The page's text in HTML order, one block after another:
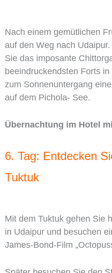
Nach einem gemütlichen
auf den Weg nach
Sie das imposante
beeindruckendsten Forts
zum Sonnenuntergang
auf dem Pichola- See.
Übernachtung im Hotel
6. Tag: Entdecken
Tuktuk
Mit dem Tuktuk gehen Sie
in Udaipur und besuchen
James-Bond-Film